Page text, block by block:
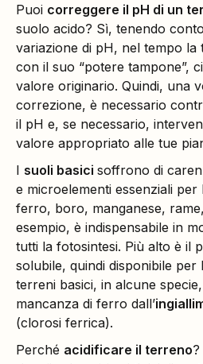
Puoi correggere il pH di un
suolo acido? Sì, tenendo
variazione di pH, nel tempo la
con il suo “potere tampone”,
valore originario. Quindi, una
correzione, è necessario
il pH e, se necessario,
valore appropriato alle tue
I suoli basici soffrono di
e microelementi essenziali
ferro, boro, manganese,
esempio, è indispensabile in
tutti la fotosintesi. Più alto è il
solubile, quindi disponibile per
terreni basici, in alcune
mancanza di ferro dall’
(clorosi ferrica).
Perché acidificare il terreno